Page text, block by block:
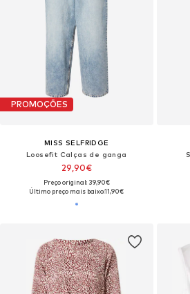
PROMOÇÕES
MISS SELFRIDGE
Loosefit Calças de ganga
29,90€
Preço original: 39,90€
Último preço mais baixo:11,90€